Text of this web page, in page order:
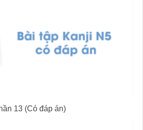
13 (Có đáp án)